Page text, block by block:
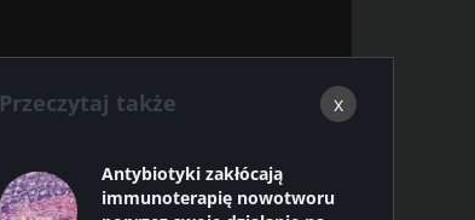
x
Przeczytaj także
Antybiotyki zakłócają
immunoterapię nowotworu